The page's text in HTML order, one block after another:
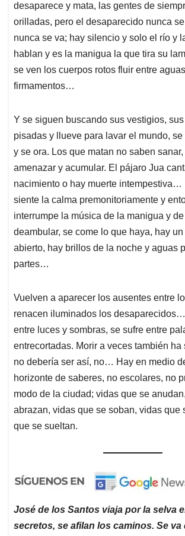
desaparece y mata, las gentes de
orilladas, pero el desaparecido nunca
nunca se va; hay silencio y solo el río y
hablan y es la manigua la que tira su
se ven los cuerpos rotos fluir entre
firmamentos…
Y se siguen buscando sus vestigios,
pisadas y llueve para lavar el mundo,
y se ora. Los que matan no saben
amenazar y acumular. El pájaro Jua
nacimiento o hay muerte intempestiva…
siente la calma premonitoriamente y
interrumpe la música de la manigua y
deambular, se come lo que haya, hay
abierto, hay brillos de la noche y aguas
partes…
Vuelven a aparecer los ausentes entre
renacen iluminados los
entre luces y sombras, se sufre entre
entrecortadas. Morir a veces también ha
no debería ser así, no… Hay en medio
horizonte de saberes, no escolares, no
modo de la ciudad; vidas que se
abrazan, vidas que se soban, vidas que
que se sueltan.
José de los Santos viaja por la selva
secretos, se afilan los caminos. Se va